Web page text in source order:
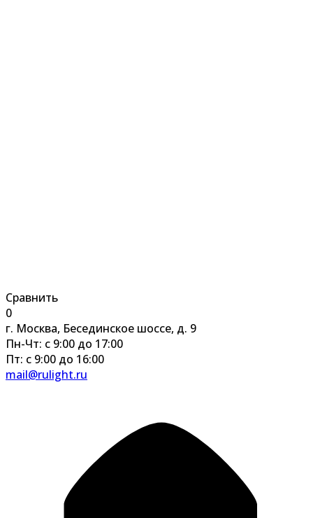
Сравнить
0
г. Москва, Бесединское шоссе, д. 9
Пн-Чт: с 9:00 до 17:00
Пт: с 9:00 до 16:00
mail@rulight.ru